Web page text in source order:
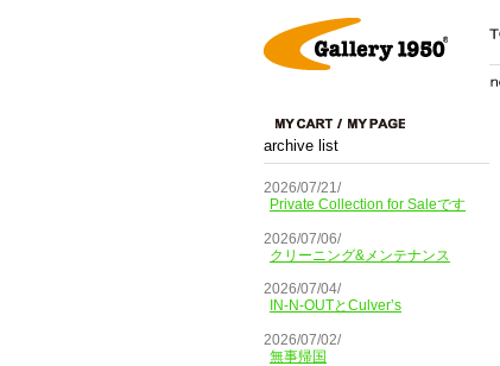
archive list
2026/07/21/
Private Collection for Saleです
2026/07/06/
クリーニング&メンテナンス
2026/07/04/
IN-N-OUTとCulver’s
2026/07/02/
無事帰国